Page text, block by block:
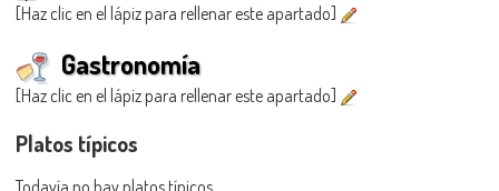
[Haz clic en el lápiz para rellenar este apartado]
Gastronomía
[Haz clic en el lápiz para rellenar este apartado]
Platos típicos